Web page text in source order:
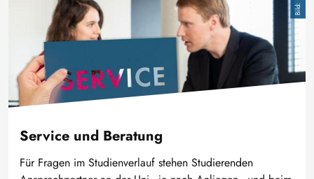
Service und Beratung
Für Fragen im Studienverlauf stehen Studierenden